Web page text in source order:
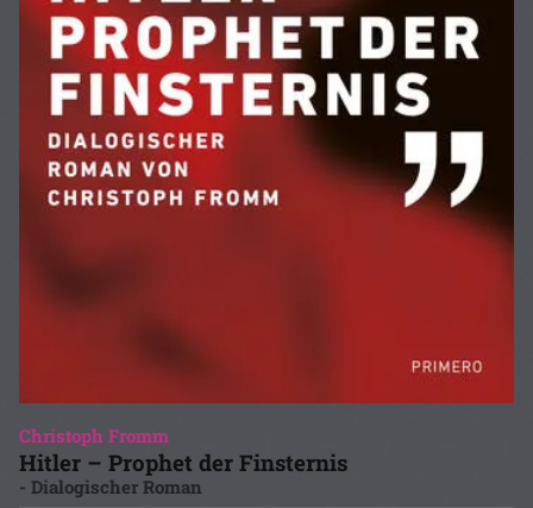
Christoph Fromm
Hitler – Prophet der Finsternis
- Dialogischer Roman